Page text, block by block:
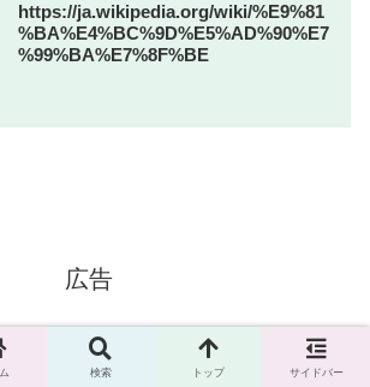
https://ja.wikipedia.org/wiki/%E9%81
%BA%E4%BC%9D%E5%AD%90%E7
%99%BA%E7%8F%BE
広告
検索 トップ サイドバー